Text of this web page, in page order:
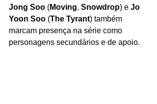
Jong Soo (Moving, Snowdrop) e Jo
Yoon Soo (The Tyrant) também
marcam presença na série como
personagens secundários e de apoio.